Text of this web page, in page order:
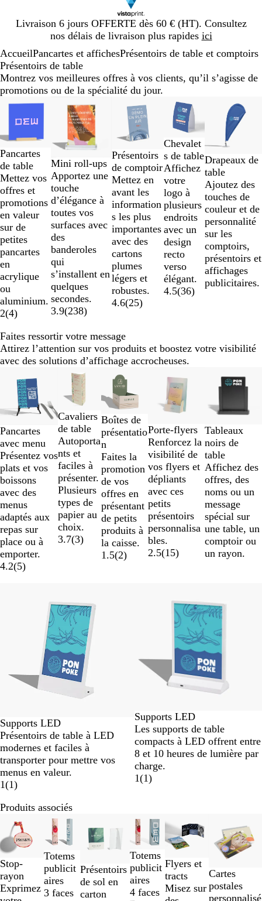
Livraison 6 jours OFFERTE dès 60 € (HT). Consultez
nos délais de livraison plus rapides ici
Diapositive
1
AccueilPancartes et affichesPrésentoirs de table et comptoirs
Présentoirs de table
Montrez vos meilleures offres à vos clients, qu’il s’agisse de
promotions ou de la spécialité du jour.
Pancartes
de table
Mettez vos
offres et
promotions
en valeur
sur de
petites
pancartes
en
acrylique
ou
aluminium.
2(4)
Mini roll-ups
Apportez une
touche
d’élégance à
toutes vos
surfaces avec
des
banderoles
qui
s’installent en
quelques
secondes.
3.9(238)
Présentoirs
de comptoir
Mettez en
avant les
information
s les plus
importantes
avec des
cartons
plumes
légers et
robustes.
4.6(25)
Chevalet
s de table
Affichez
votre
logo à
plusieurs
endroits
avec un
design
recto
verso
élégant.
4.5(36)
Drapeaux de
table
Ajoutez des
touches de
couleur et de
personnalité
sur les
comptoirs,
présentoirs et
affichages
publicitaires.
Diapositives
2
sur
5
Faites ressortir votre message
Attirez l’attention sur vos produits et boostez votre visibilité
avec des solutions d’affichage accrocheuses.
Pancartes
avec menu
Présentez vos
plats et vos
boissons
avec des
menus
adaptés aux
repas sur
place ou à
emporter.
4.2(5)
Cavaliers
de table
Autoporta
nts et
faciles à
présenter.
Plusieurs
types de
papier au
choix.
3.7(3)
Boîtes de
présentatio
n
Faites la
promotion
de vos
offres en
présentant
de petits
produits à
la caisse.
1.5(2)
Porte-flyers
Renforcez la
visibilité de
vos flyers et
dépliants
avec ces
petits
présentoirs
personnalisa
bles.
2.5(15)
Tableaux
noirs de
table
Affichez des
offres, des
noms ou un
message
spécial sur
une table, un
comptoir ou
un rayon.
2
5
Supports LED
Présentoirs de table à LED
modernes et faciles à
transporter pour mettre vos
menus en valeur.
1(1)
Supports LED
Les supports de table
compacts à LED offrent entre
8 et 10 heures de lumière par
charge.
1(1)
Produits associés
Stop-
rayon
Exprimez
Totems
publicit
aires
3 faces
Présentoirs
de sol en
carton
Totems
publicit
aires
4 faces
Flyers et
tracts
Misez sur
Cartes
postales
personnalisé
Diapositives
à
2
sur
6